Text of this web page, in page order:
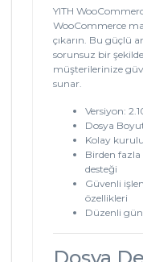
YITH
WooCommerce
çıkarın. Bu güçlü
sorunsuz bir
müşterilerinize
sunar.
Versiyon:
Dosya
Kolay
Birden
desteği
Güvenli
özellikleri
Düzenli